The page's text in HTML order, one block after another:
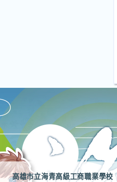
高雄市立海青高級工商職業學校